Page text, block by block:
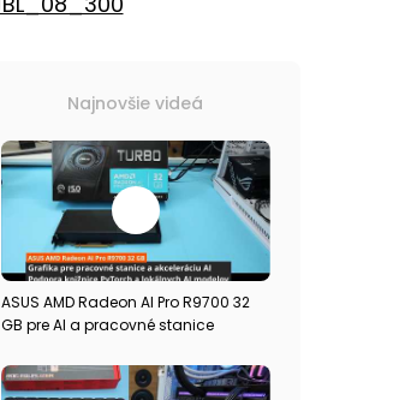
Najnovšie videá
ASUS AMD Radeon AI Pro R9700 32
GB pre AI a pracovné stanice